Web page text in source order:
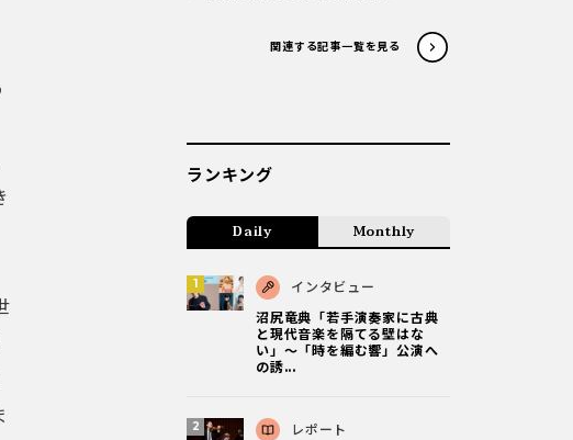
関連する記事一覧を見る
ランキング
Daily Monthly
インタビュー
沼尻竜典「若手演奏家に古典
と現代音楽を隔てる壁はな
い」～「時を編む響」公演へ
の誘...
レポート